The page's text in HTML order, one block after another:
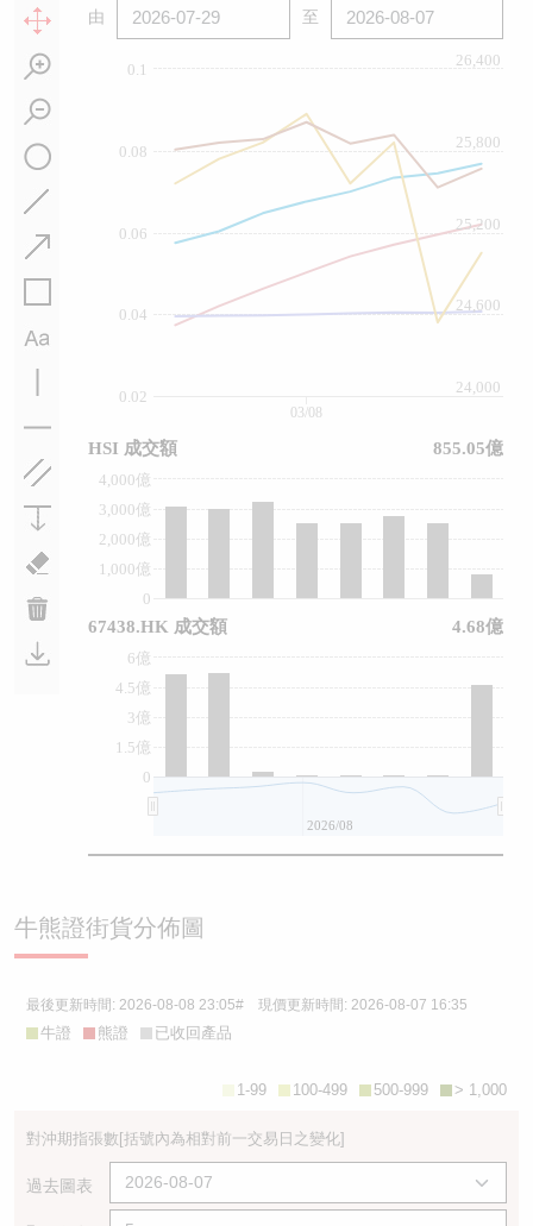
由 至
0.02
0.04
0.06
0.08
0.1
24,000
24,600
25,200
25,800
26,400
0
1,000億
2,000億
3,000億
4,000億
0
1.5億
3億
4.5億
6億
03/08
2026/08
HSI 成交額 855.05億
67438.HK 成交額 4.68億
牛熊證街貨分佈圖
最後更新時間: 2026-08-08 23:05# 現價更新時間: 2026-08-07 16:35
牛證 熊證 已收回產品
> 1,000
500-999
100-499
1-99
對沖期指張數[括號內為相對前一交易日之變化]
過去圖表